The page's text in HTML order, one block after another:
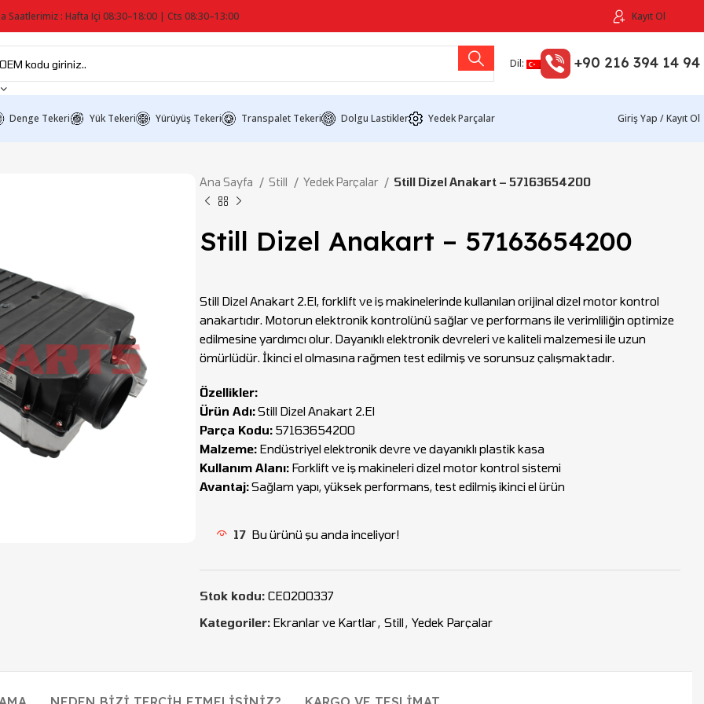
Saatlerimiz : Hafta Içi 08:30–18:00 | Cts 08:30–13:00 Kayıt Ol
Dil: +90 216 394 14 94
Denge Tekeri Yük Tekeri Yürüyüş Tekeri Transpalet Tekeri Dolgu Lastikler Yedek Parçalar Giriş Yap / Kayıt Ol
Ana Sayfa Still Yedek Parçalar Still Dizel Anakart – 57163654200
Still Dizel Anakart – 57163654200
Still Dizel Anakart 2.El, forklift ve iş makinelerinde kullanılan orijinal dizel motor kontrol
anakartıdır. Motorun elektronik kontrolünü sağlar ve performans ile verimliliğin optimize
edilmesine yardımcı olur. Dayanıklı elektronik devreleri ve kaliteli malzemesi ile uzun
ömürlüdür. İkinci el olmasına rağmen test edilmiş ve sorunsuz çalışmaktadır.
Özellikler:
Ürün Adı:Still Dizel Anakart 2.El
Parça Kodu: 57163654200
Malzeme: Endüstriyel elektronik devre ve dayanıklı plastik kasa
Kullanım Alanı: Forklift ve iş makineleri dizel motor kontrol sistemi
Avantaj:Sağlam yapı, yüksek performans, test edilmiş ikinci el ürün
17 Bu ürünü şu anda inceliyor!
Stok kodu: CEO200337
Kategoriler: Ekranlar ve Kartlar, Still, Yedek Parçalar